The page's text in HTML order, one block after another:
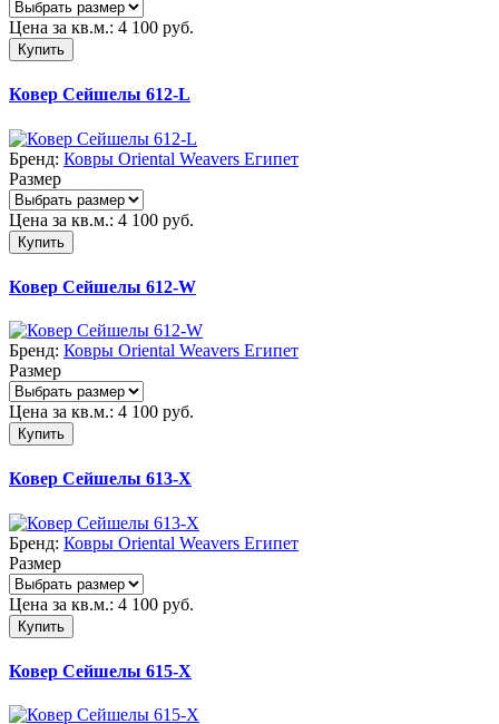
Цена за кв.м.: 4 100 руб.
Купить
Ковер Сейшелы 612-L
Бренд: Ковры Oriental Weavers Египет
Размер
Цена за кв.м.: 4 100 руб.
Купить
Ковер Сейшелы 612-W
Бренд: Ковры Oriental Weavers Египет
Размер
Цена за кв.м.: 4 100 руб.
Купить
Ковер Сейшелы 613-X
Бренд: Ковры Oriental Weavers Египет
Размер
Цена за кв.м.: 4 100 руб.
Купить
Ковер Сейшелы 615-X